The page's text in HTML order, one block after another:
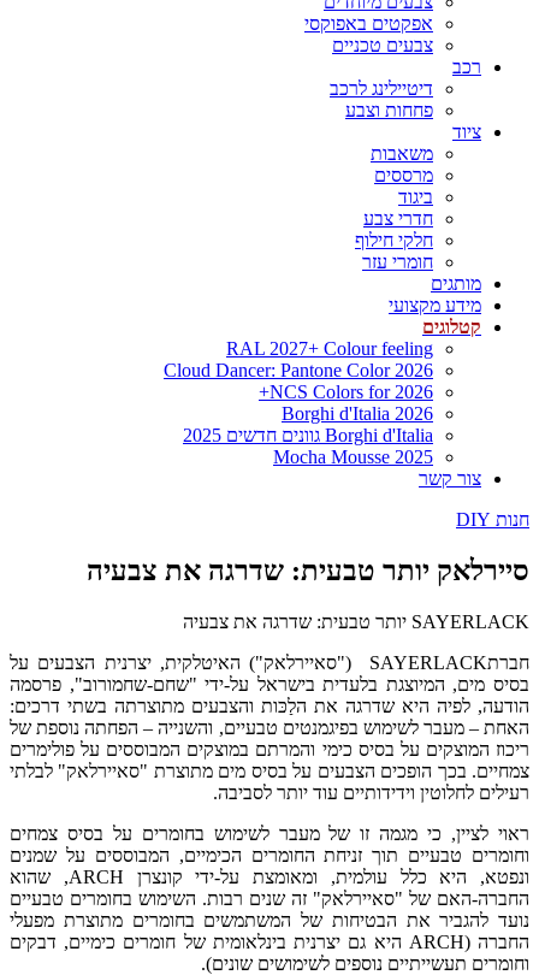
אפקטים באפוקסי
צבעים טכניים
רכב
דיטיילינג לרכב
פחחות וצבע
ציוד
משאבות
מרססים
ביגוד
חדרי צבע
חלקי חילוף
חומרי עזר
מותגים
מידע מקצועי
קטלוגים
RAL 2027+ Colour feeling
Cloud Dancer: Pantone Color 2026
NCS Colors for 2026+
Borghi d'Italia 2026
Borghi d'Italia גוונים חדשים 2025
Mocha Mousse 2025
צור קשר
חנות DIY
סיירלאק יותר טבעית: שדרגה את צבעיה
SAYERLACK יותר טבעית: שדרגה את צבעיה
חברתSAYERLACK ("סאיירלאק") האיטלקית, יצרנית הצבעים על
בסיס מים, המיוצגת בלעדית בישראל על-ידי "שחם-שחמורוב", פרסמה
הודעה, לפיה היא שדרגה את הלַכּות והצבעים מתוצרתה בשתי דרכים:
האחת – מעבר לשימוש בפיגמנטים טבעיים, והשנייה – הפחתה נוספת של
ריכוז המוצקים על בסיס כימי והמרתם במוצקים המבוססים על פולימרים
צמחיים. בכך הופכים הצבעים על בסיס מים מתוצרת "סאיירלאק" לבלתי
רעילים לחלוטין וידידותיים עוד יותר לסביבה.
ראוי לציין, כי מגמה זו של מעבר לשימוש בחומרים על בסיס צמחים
וחומרים טבעיים תוך זניחת החומרים הכימיים, המבוססים על שמנים
ונפטא, היא כלל עולמית, ומאומצת על-ידי קונצרן ARCH, שהוא
החברה-האם של "סאיירלאק" זה שנים רבות. השימוש בחומרים טבעיים
נועד להגביר את הבטיחות של המשתמשים בחומרים מתוצרת מפעלי
החברה (ARCH היא גם יצרנית בינלאומית של חומרים כימיים, דבקים
וחומרים תעשייתיים נוספים לשימושים שונים).